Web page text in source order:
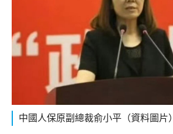
中國人保原副總裁俞小平（資料圖片）